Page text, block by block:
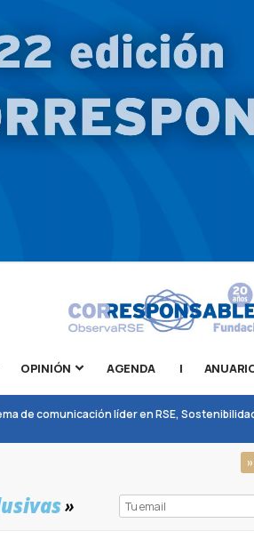
OPINIÓN AGENDA |
de comunicación líder en RSE,
»